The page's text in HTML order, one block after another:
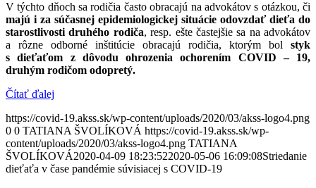
V týchto dňoch sa rodičia často obracajú na advokátov s otázkou, či
majú i za súčasnej epidemiologickej situácie odovzdať dieťa do
starostlivosti druhého rodiča, resp. ešte častejšie sa na advokátov
a rôzne odborné inštitúcie obracajú rodičia, ktorým bol styk
s dieťaťom z dôvodu ohrozenia ochorením COVID – 19,
druhým rodičom odopretý.
Čítať ďalej
https://covid-19.akss.sk/wp-content/uploads/2020/03/akss-logo4.png
0 0 TATIANA ŠVOLÍKOVÁ https://covid-19.akss.sk/wp-
content/uploads/2020/03/akss-logo4.png TATIANA
ŠVOLÍKOVÁ2020-04-09 18:23:522020-05-06 16:09:08Striedanie
dieťaťa v čase pandémie súvisiacej s COVID-19